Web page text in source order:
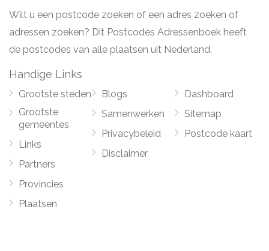
Wilt u een postcode zoeken of een adres zoeken of
adressen zoeken? Dit Postcodes Adressenboek heeft
de postcodes van alle plaatsen uit Nederland.
Handige Links
Grootste steden
Grootste
gemeentes
Links
Partners
Provincies
Plaatsen
Blogs
Samenwerken
Privacybeleid
Disclaimer
Dashboard
Sitemap
Postcode kaart